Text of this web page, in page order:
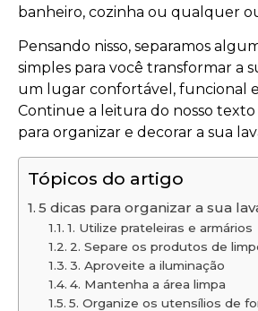
banheiro, cozinha ou qualquer
Pensando nisso, separamos
simples para você transformar a
um lugar confortável, funcional
Continue a leitura do nosso texto
para organizar e decorar a sua
Tópicos do artigo
5 dicas para organizar a sua
1. Utilize prateleiras e armários
2. Separe os produtos de
3. Aproveite a iluminação
4. Mantenha a área limpa
5. Organize os utensílios de